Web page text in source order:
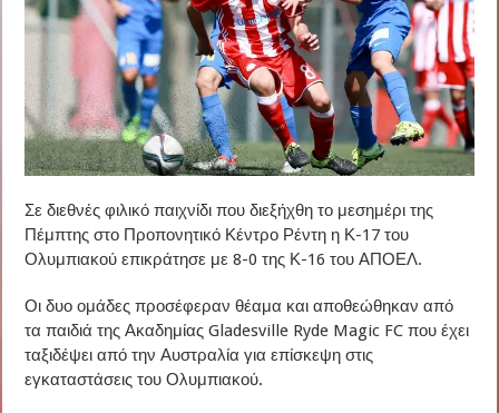
Σε διεθνές φιλικό παιχνίδι που διεξήχθη το μεσημέρι της
Πέμπτης στο Προπονητικό Κέντρο Ρέντη η Κ-17 του
Ολυμπιακού επικράτησε με 8-0 της Κ-16 του ΑΠΟΕΛ.
Οι δυο ομάδες προσέφεραν θέαμα και αποθεώθηκαν από
τα παιδιά της Ακαδημίας Gladesville Ryde Magic FC που έχει
ταξιδέψει από την Αυστραλία για επίσκεψη στις
εγκαταστάσεις του Ολυμπιακού.